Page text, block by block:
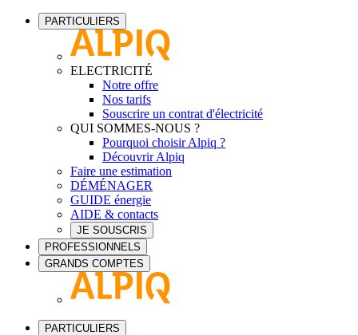
PARTICULIERS
ELECTRICITÉ
Notre offre
Nos tarifs
Souscrire un contrat d'électricité
QUI SOMMES-NOUS ?
Pourquoi choisir Alpiq ?
Découvrir Alpiq
Faire une estimation
DÉMÉNAGER
GUIDE énergie
AIDE & contacts
JE SOUSCRIS
PROFESSIONNELS
GRANDS COMPTES
PARTICULIERS